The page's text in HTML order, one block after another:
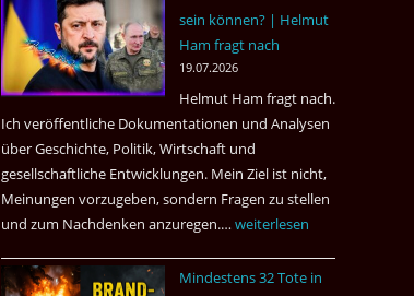
3
Tote
kamen
sein können? | Helmut
Ham fragt nach
19.07.2026
Helmut Ham fragt nach.
Ich veröffentliche Dokumentationen und Analysen
über Geschichte, Politik, Wirtschaft und
gesellschaftliche Entwicklungen. Mein Ziel ist nicht,
Meinungen vorzugeben, sondern Fragen zu stellen
und zum Nachdenken anzuregen.… Russland
Was
weiterlesen
Mindestens 32 Tote in